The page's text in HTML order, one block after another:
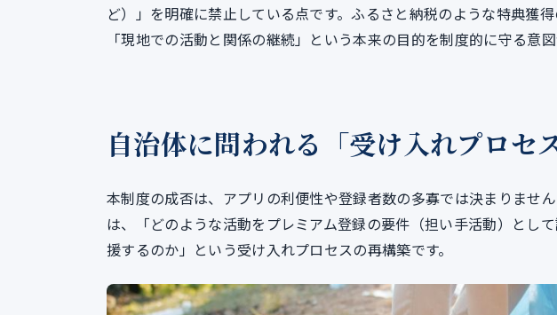
ど）」を明確に禁止している点です。ふるさと納税のような特典獲
「現地での活動と関係の継続」という本来の目的を制度的に守る意
自治体に問われる「受け入れプロセ
本制度の成否は、アプリの利便性や登録者数の多寡では決まりませ
は、「どのような活動をプレミアム登録の要件（担い手活動）とし
援するのか」という受け入れプロセスの再構築です。